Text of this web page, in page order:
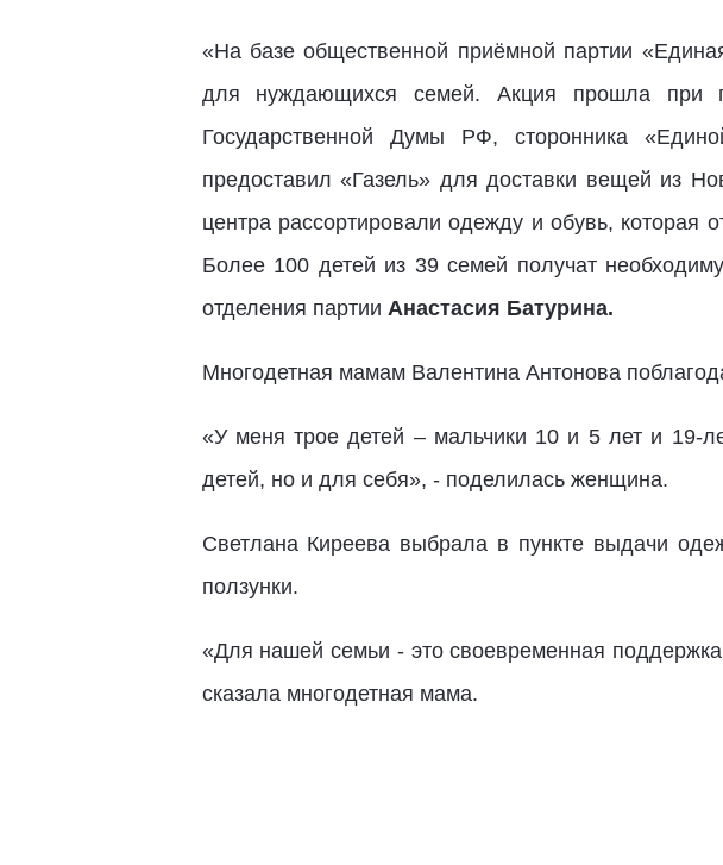
«На базе общественной приёмной партии
для нуждающихся семей. Акция прошла при
Государственной Думы РФ, сторонника
предоставил «Газель» для доставки вещей из
центра рассортировали одежду и обувь, которая
Более 100 детей из 39 семей получат
отделения партии Анастасия Батурина.
Многодетная мамам Валентина Антонова
«У меня трое детей – мальчики 10 и 5 лет и
детей, но и для себя», - поделилась женщина.
Светлана Киреева выбрала в пункте выдачи
ползунки.
«Для нашей семьи - это своевременная
сказала многодетная мама.